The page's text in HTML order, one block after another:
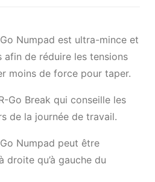
Numpad est ultra-mince et
afin de réduire les tensions
moins de force pour taper.
Go Break qui conseille les
de la journée de travail.
Numpad peut être
droite qu’à gauche du